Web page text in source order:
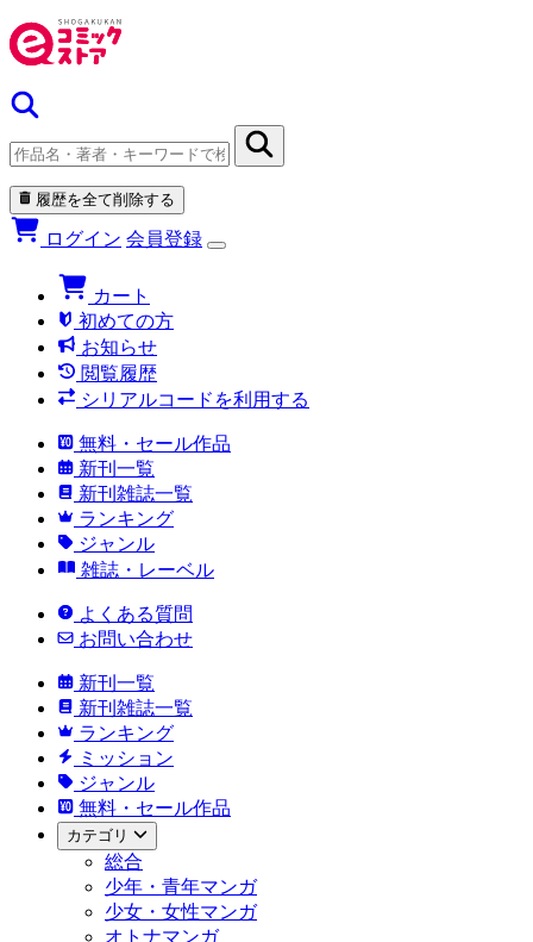
履歴を全て削除する
ログイン 会員登録
カート
初めての方
お知らせ
閲覧履歴
シリアルコードを利用する
無料・セール作品
新刊一覧
新刊雑誌一覧
ランキング
ジャンル
雑誌・レーベル
よくある質問
お問い合わせ
新刊一覧
新刊雑誌一覧
ランキング
ミッション
ジャンル
無料・セール作品
カテゴリ
総合
少年・青年マンガ
少女・女性マンガ
オトナマンガ